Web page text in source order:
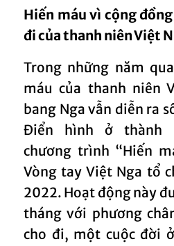
Hiến máu vì cộng
đi của thanh niên Việt
Trong những năm
máu của thanh niên
bang Nga vẫn diễn ra
Điển hình ở thành
chương trình “Hiến
Vòng tay Việt Nga tổ
2022. Hoạt động này
tháng với phương
cho đi, một cuộc đời